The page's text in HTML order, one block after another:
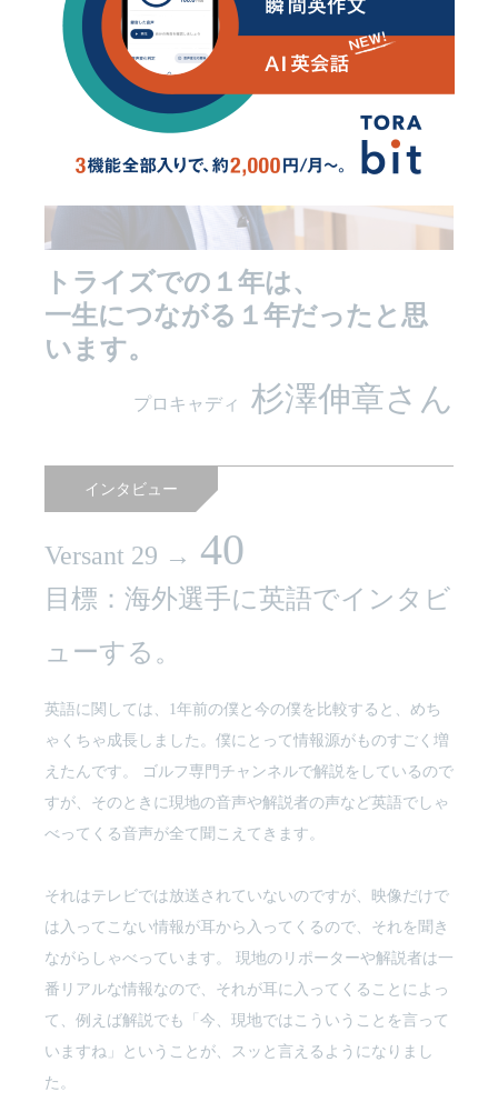
トライズでの１年は、
一生につながる１年だったと思
います。
プロキャディ 杉澤伸章さん
インタビュー
Versant 29 → 40
目標：海外選手に英語でインタビ
ューする。
英語に関しては、1年前の僕と今の僕を比較すると、めち
ゃくちゃ成長しました。僕にとって情報源がものすごく増
えたんです。 ゴルフ専門チャンネルで解説をしているので
すが、そのときに現地の音声や解説者の声など英語でしゃ
べってくる音声が全て聞こえてきます。
それはテレビでは放送されていないのですが、映像だけで
は入ってこない情報が耳から入ってくるので、それを聞き
ながらしゃべっています。 現地のリポーターや解説者は一
番リアルな情報なので、それが耳に入ってくることによっ
て、例えば解説でも「今、現地ではこういうことを言って
いますね」ということが、スッと言えるようになりまし
た。